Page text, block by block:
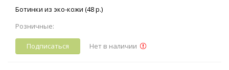
Ботинки из эко-кожи (48 р.)
Розничные:
Подписаться Нет в наличии